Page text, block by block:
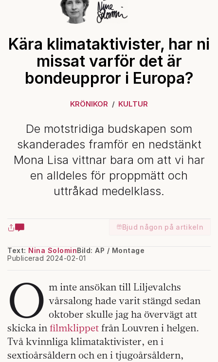
Kära klimataktivister, har ni
missat varför det är
bondeuppror i Europa?
KRÖNIKOR KULTUR
De motstridiga budskapen som
skanderades framför en nedstänkt
Mona Lisa vittnar bara om att vi har
en alldeles för proppmätt och
uttråkad medelklass.
Bjud någon på artikeln
Text: Nina Solomin
Publicerad 2024-02-01
Bild: AP / Montage
O m inte ansökan till Liljevalchs
vårsalong hade varit stängd sedan
oktober skulle jag ha övervägt att
skicka infilmklippet från Louvren i helgen.
Två kvinnliga klimataktivister, en i
sextioårsåldern och en i tjugoårsåldern,